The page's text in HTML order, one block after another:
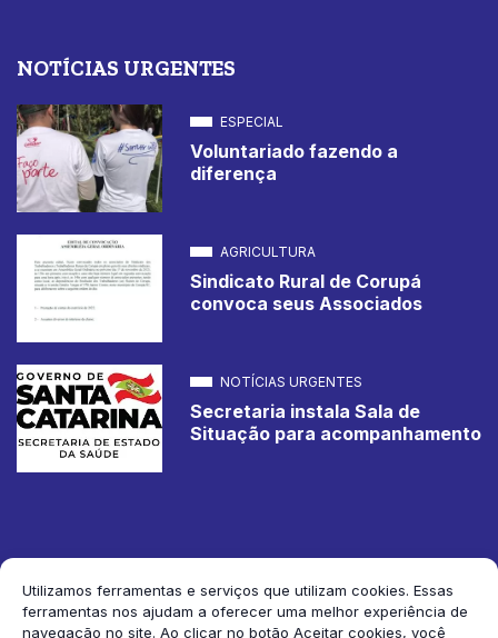
Utilizamos ferramentas e serviços que utilizam cookies. Essas
ferramentas nos ajudam a oferecer uma melhor experiência de
navegação no site. Ao clicar no botão Aceitar cookies, você
NOTÍCIAS URGENTES
ESPECIAL
Voluntariado fazendo a
diferença
AGRICULTURA
Sindicato Rural de Corupá
convoca seus Associados
NOTÍCIAS URGENTES
Secretaria instala Sala de
Situação para acompanhamento
2026 Jornal de Corupá. Todos os direitos reservados.